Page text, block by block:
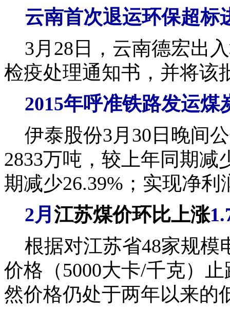
云南首次退运环保超标
3月28日，云南德宏出
检疫处理通知书，并将该
2015年呼准铁路发运煤
伊泰股份3月30日晚间
2833万吨，较上年同期减
期减少26.39%；实现净利
2月 江苏煤价环比上涨
根据对江苏省48家规模
价格（5000大卡/千克）
然价格仍处于两年以来的